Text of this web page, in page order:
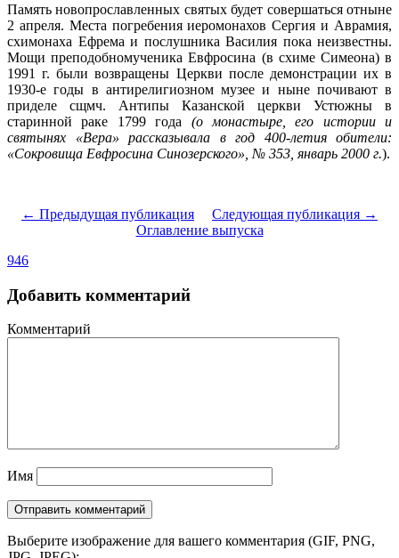
Память новопрославленных святых будет совершаться отныне
2 апреля. Места погребения иеромонахов Сергия и Аврамия,
схимонаха Ефрема и послушника Василия пока неизвестны.
Мощи преподобномученика Евфросина (в схиме Симеона) в
1991 г. были возвращены Церкви после демонстрации их в
1930-е годы в антирелигиозном музее и ныне почивают в
приделе сщмч. Антипы Казанской церкви Устюжны в
старинной раке 1799 года (о монастыре, его истории и
святынях «Вера» рассказывала в год 400-летия обители:
«Сокровища Евфросина Синозерского», № 353, январь 2000 г.).
← Предыдущая публикация
Следующая публикация →
Оглавление выпуска
946
Добавить комментарий
Комментарий
Имя
Выберите изображение для вашего комментария (GIF, PNG,